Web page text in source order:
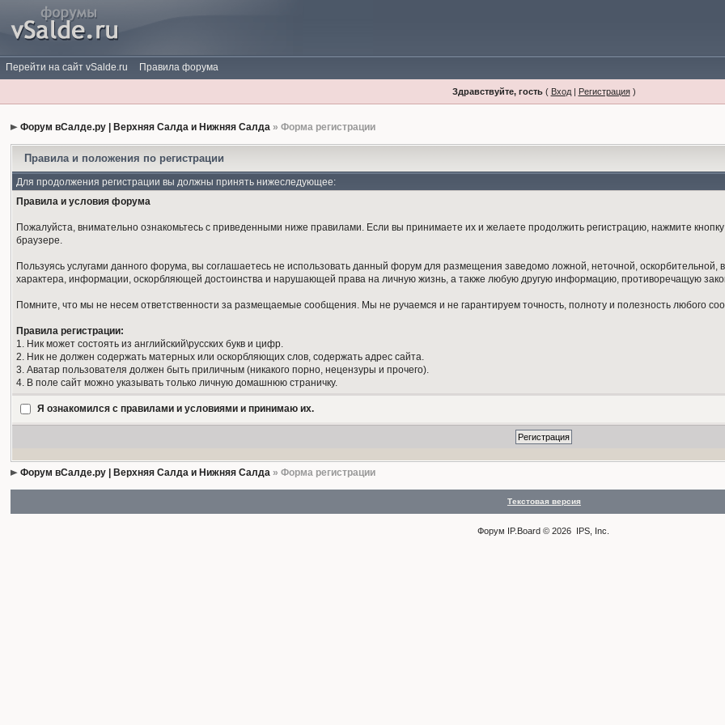
Перейти на сайт vSalde.ru Правила форума
Здравствуйте, гость( Вход| Регистрация)
Форум вСалде.ру | Верхняя Салда и Нижняя Салда » Форма регистрации
Правила и положения по регистрации
Для продолжения регистрации вы должны принять нижеследующее:
Правила и условия форума
Пожалуйста, внимательно ознакомьтесь с приведенными ниже правилами. Если вы принимаете их и желаете продолжить регистрацию, нажмите
браузере.
Пользуясь услугами данного форума, вы соглашаетесь не использовать данный форум для размещения заведомо ложной, неточной,
характера, информации, оскорбляющей достоинства и нарушающей права на личную жизнь, а также любую другую информацию, противоречащую
Помните, что мы не несем ответственности за размещаемые сообщения. Мы не ручаемся и не гарантируем точность, полноту и полезность любого
Правила регистрации:
1. Ник может состоять из английский\русских букв и цифр.
2. Ник не должен содержать матерных или оскорбляющих слов, содержать адрес сайта.
3. Аватар пользователя должен быть приличным (никакого порно, нецензуры и прочего).
4. В поле сайт можно указывать только личную домашнюю страничку.
Я ознакомился с правилами и условиями и принимаю их.
Форум вСалде.ру | Верхняя Салда и Нижняя Салда » Форма регистрации
Текстовая версия
Форум IP.Board © 2026 IPS, Inc